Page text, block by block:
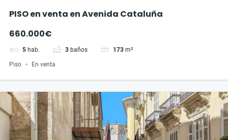
PISO en venta en Avenida Cataluña
660.000€
5 hab. 3 baños 173 m²
Piso En venta